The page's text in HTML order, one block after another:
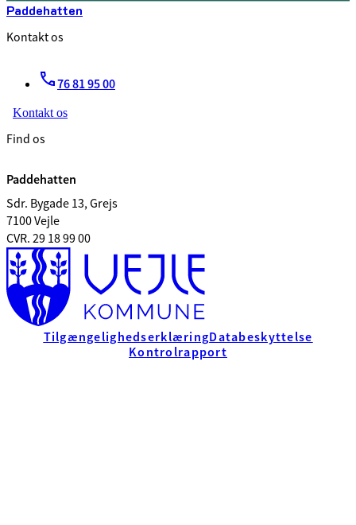
Paddehatten
Kontakt os
76 81 95 00
Kontakt os
Find os
Paddehatten
Sdr. Bygade 13, Grejs
7100 Vejle
CVR. 29 18 99 00
TilgængelighedserklæringDatabeskyttelse
Kontrolrapport